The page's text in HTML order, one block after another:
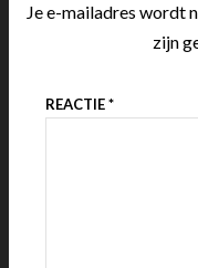
Je e-mailadres wordt
zijn
REACTIE*